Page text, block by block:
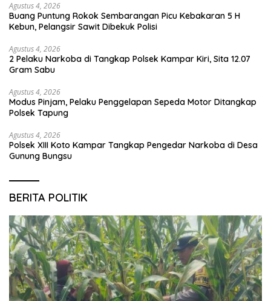
Agustus 4, 2026
Buang Puntung Rokok Sembarangan Picu Kebakaran 5 H
Kebun, Pelangsir Sawit Dibekuk Polisi
Agustus 4, 2026
2 Pelaku Narkoba di Tangkap Polsek Kampar Kiri, Sita 12.07
Gram Sabu
Agustus 4, 2026
Modus Pinjam, Pelaku Penggelapan Sepeda Motor Ditangkap
Polsek Tapung
Agustus 4, 2026
Polsek XIII Koto Kampar Tangkap Pengedar Narkoba di Desa
Gunung Bungsu
BERITA POLITIK